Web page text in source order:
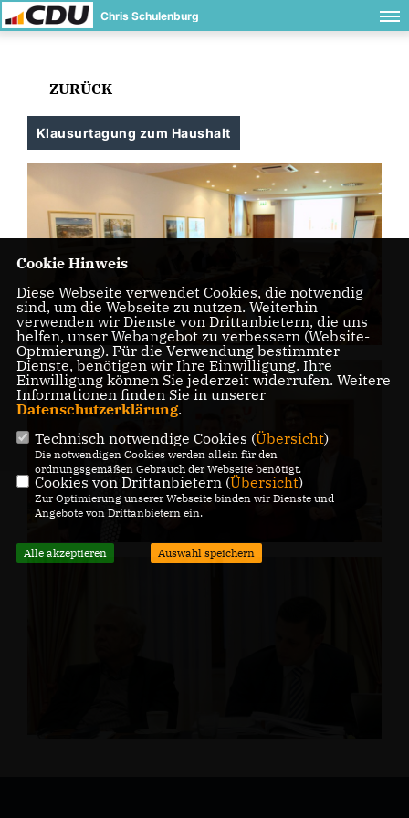
Chris Schulenburg
ZURÜCK
Klausurtagung zum Haushalt
Cookie Hinweis
Diese Webseite verwendet Cookies, die notwendig
sind, um die Webseite zu nutzen. Weiterhin
verwenden wir Dienste von Drittanbietern, die uns
helfen, unser Webangebot zu verbessern (Website-
Optmierung). Für die Verwendung bestimmter
Dienste, benötigen wir Ihre Einwilligung. Ihre
Einwilligung können Sie jederzeit widerrufen. Weitere
Informationen finden Sie in unserer
Datenschutzerklärung.
Technisch notwendige Cookies (Übersicht)
Die notwendigen Cookies werden allein für den
ordnungsgemäßen Gebrauch der Webseite benötigt.
Cookies von Drittanbietern (Übersicht)
Zur Optimierung unserer Webseite binden wir Dienste und
Angebote von Drittanbietern ein.
Alle akzeptieren Auswahl speichern